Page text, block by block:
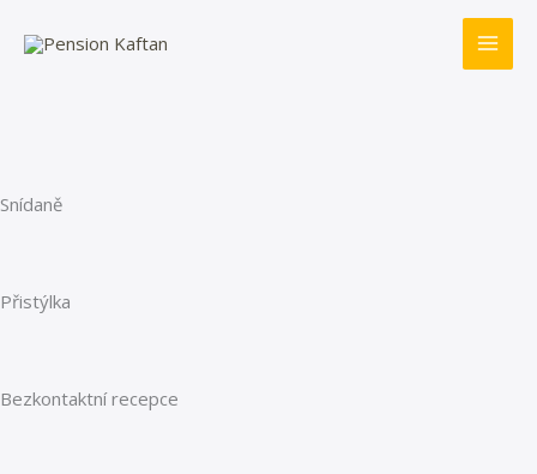
Snídaně
Přistýlka
Bezkontaktní recepce